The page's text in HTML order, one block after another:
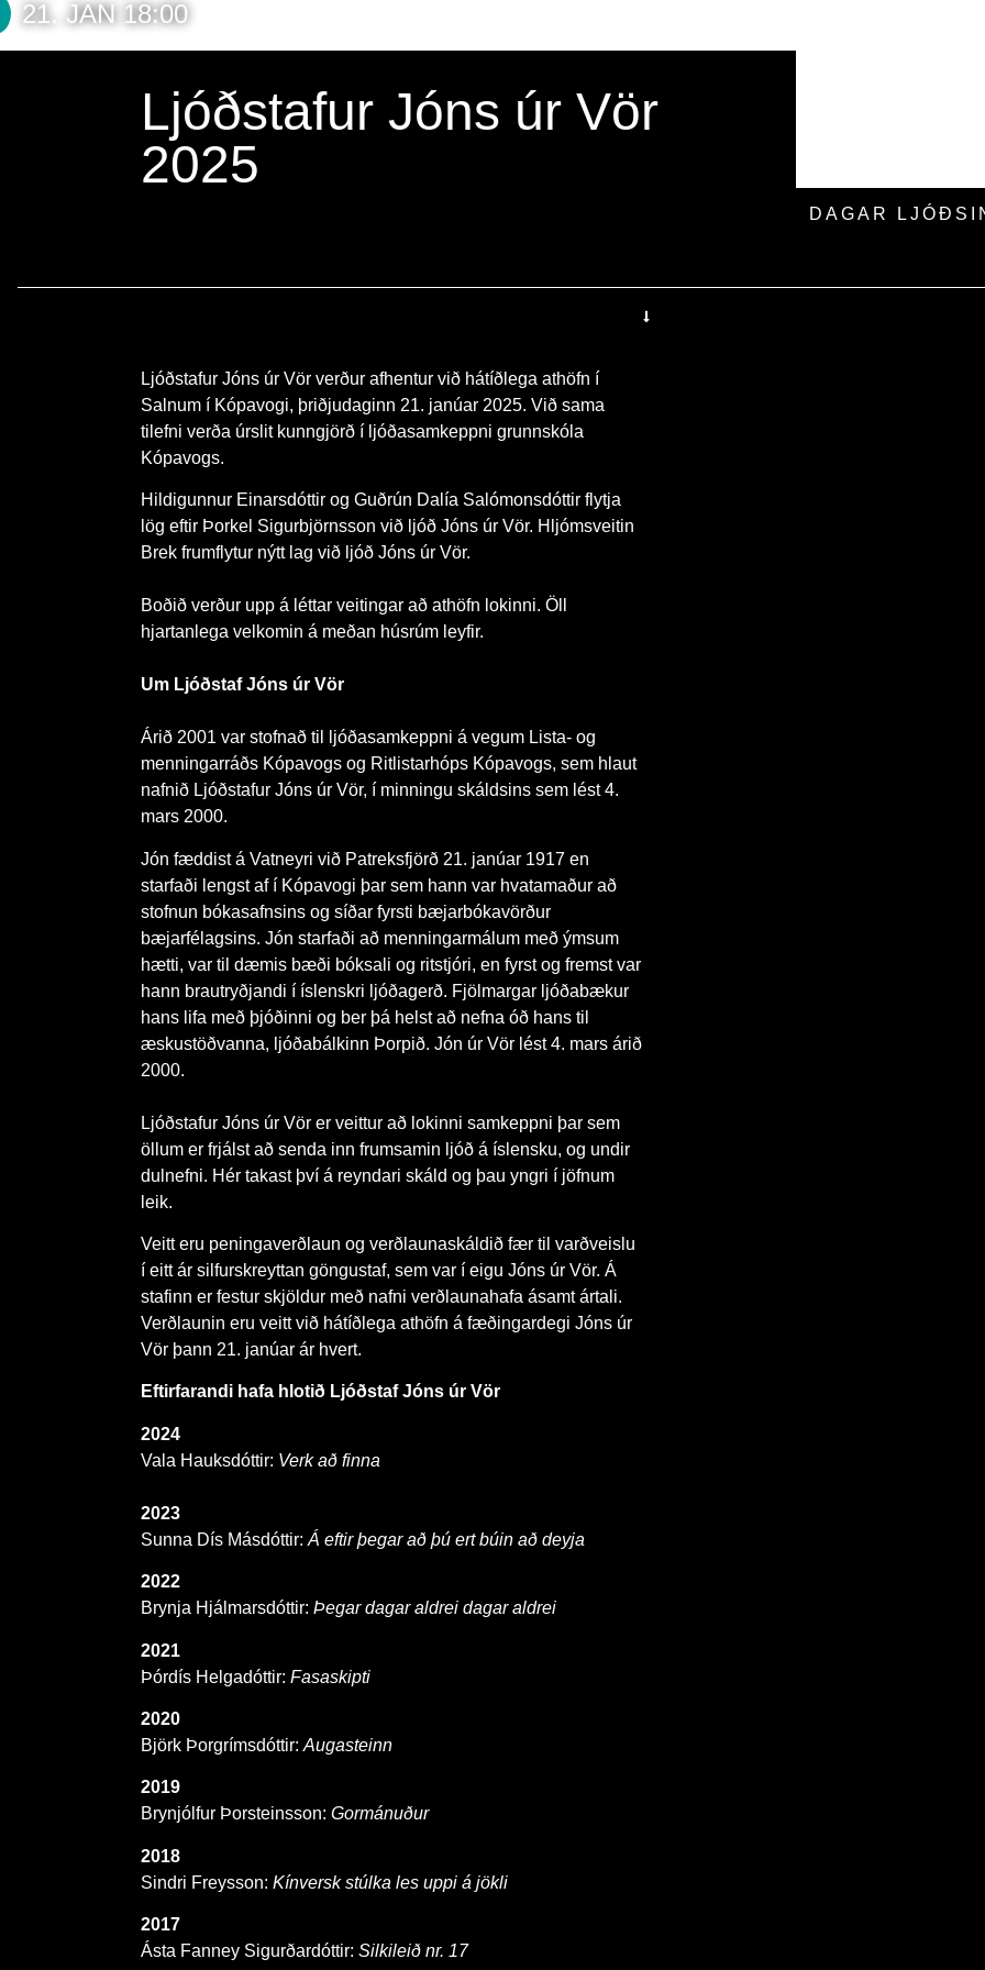
21. JAN 18:00
Ljóðstafur Jóns úr Vör
2025
DAGAR
Ljóðstafur Jóns úr Vör verður afhentur við hátíðlega athöfn í
Salnum í Kópavogi, þriðjudaginn 21. janúar 2025. Við sama
tilefni verða úrslit kunngjörð í ljóðasamkeppni grunnskóla
Kópavogs.
Hildigunnur Einarsdóttir og Guðrún Dalía Salómonsdóttir flytja
lög eftir Þorkel Sigurbjörnsson við ljóð Jóns úr Vör. Hljómsveitin
Brek frumflytur nýtt lag við ljóð Jóns úr Vör.
Boðið verður upp á léttar veitingar að athöfn lokinni. Öll
hjartanlega velkomin á meðan húsrúm leyfir.
Um Ljóðstaf Jóns úr Vör
Árið 2001 var stofnað til ljóðasamkeppni á vegum Lista- og
menningarráðs Kópavogs og Ritlistarhóps Kópavogs, sem hlaut
nafnið Ljóðstafur Jóns úr Vör, í minningu skáldsins sem lést 4.
mars 2000.
Jón fæddist á Vatneyri við Patreksfjörð 21. janúar 1917 en
starfaði lengst af í Kópavogi þar sem hann var hvatamaður að
stofnun bókasafnsins og síðar fyrsti bæjarbókavörður
bæjarfélagsins. Jón starfaði að menningarmálum með ýmsum
hætti, var til dæmis bæði bóksali og ritstjóri, en fyrst og fremst var
hann brautryðjandi í íslenskri ljóðagerð. Fjölmargar ljóðabækur
hans lifa með þjóðinni og ber þá helst að nefna óð hans til
æskustöðvanna, ljóðabálkinn Þorpið. Jón úr Vör lést 4. mars árið
2000.
Ljóðstafur Jóns úr Vör er veittur að lokinni samkeppni þar sem
öllum er frjálst að senda inn frumsamin ljóð á íslensku, og undir
dulnefni. Hér takast því á reyndari skáld og þau yngri í jöfnum
leik.
Veitt eru peningaverðlaun og verðlaunaskáldið fær til varðveislu
í eitt ár silfurskreyttan göngustaf, sem var í eigu Jóns úr Vör. Á
stafinn er festur skjöldur með nafni verðlaunahafa ásamt ártali.
Verðlaunin eru veitt við hátíðlega athöfn á fæðingardegi Jóns úr
Vör þann 21. janúar ár hvert.
Eftirfarandi hafa hlotið Ljóðstaf Jóns úr Vör
2024
Vala Hauksdóttir: Verk að finna
2023
Sunna Dís Másdóttir: Á eftir þegar að þú ert búin að deyja
2022
Brynja Hjálmarsdóttir: Þegar dagar aldrei dagar aldrei
2021
Þórdís Helgadóttir: Fasaskipti
2020
Björk Þorgrímsdóttir: Augasteinn
2019
Brynjólfur Þorsteinsson: Gormánuður
2018
Sindri Freysson: Kínversk stúlka les uppi á jökli
2017
Ásta Fanney Sigurðardóttir: Silkileið nr. 17